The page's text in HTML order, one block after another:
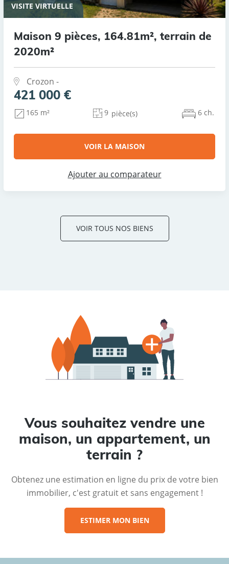
VISITE VIRTUELLE
Maison 9 pièces, 164.81m², terrain de
2020m²
Crozon -
421 000 €
165 m² 9 pièce(s) 6 ch.
VOIR LA MAISON
Ajouter au comparateur
VOIR TOUS NOS BIENS
Vous souhaitez vendre une
maison, un appartement, un
terrain ?
Obtenez une estimation en ligne du prix de votre bien
immobilier, c'est gratuit et sans engagement !
ESTIMER MON BIEN